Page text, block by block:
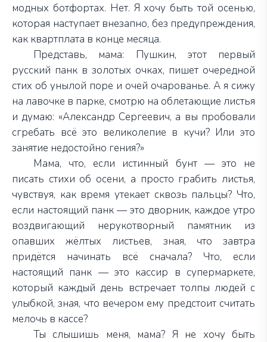
модных ботфортах. Нет. Я хочу быть той осенью,
которая наступает внезапно, без предупреждения,
как квартплата в конце месяца.
Представь, мама: Пушкин, этот первый
русский панк в золотых очках, пишет очередной
стих об унылой поре и очей очарованье. А я сижу
на лавочке в парке, смотрю на облетающие листья
и думаю: «Александр Сергеевич, а вы пробовали
сгребать всё это великолепие в кучи? Или это
занятие недостойно гения?»
Мама, что, если истинный бунт — это не
писать стихи об осени, а просто грабить листья,
чувствуя, как время утекает сквозь пальцы? Что,
если настоящий панк — это дворник, каждое утро
воздвигающий нерукотворный памятник из
опавших жёлтых листьев, зная, что завтра
придётся начинать всё сначала? Что, если
настоящий панк — это кассир в супермаркете,
который каждый день встречает толпы людей с
улыбкой, зная, что вечером ему предстоит считать
мелочь в кассе?
Ты слышишь меня, мама? Я не хочу быть